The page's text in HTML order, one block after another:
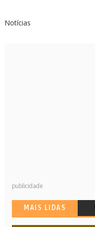
Notícias
publicidade
MAIS LIDAS